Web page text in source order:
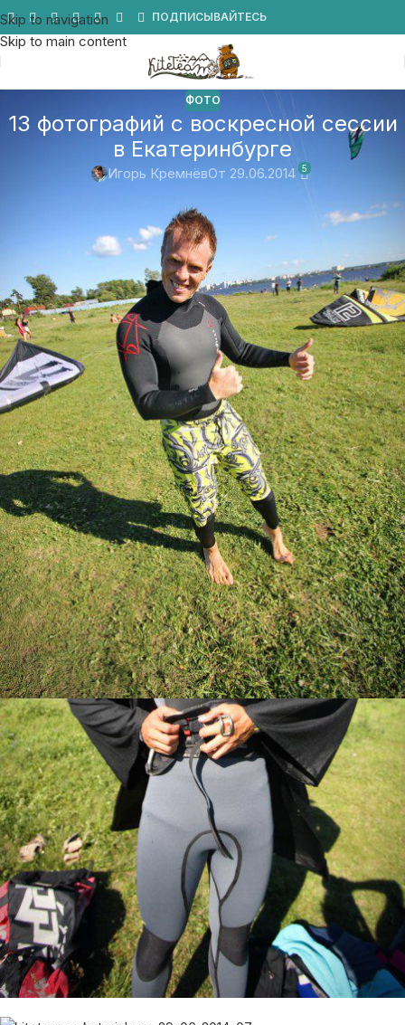
Skip to navigation
Skip to main content
ПОДПИСЫВАЙТЕСЬ
ФОТО
13 фотографий с воскресной сессии
в Екатеринбурге
Игорь КремнёвОт 29.06.2014 5